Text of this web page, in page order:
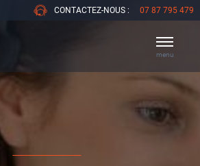
CONTACTEZ-NOUS : 07 87 795 479
menu